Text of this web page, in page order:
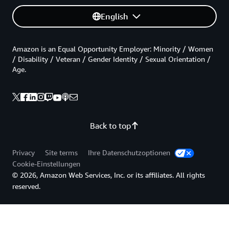
English
Back to top
Amazon is an Equal Opportunity Employer: Minority / Women
/ Disability / Veteran / Gender Identity / Sexual Orientation /
Age.
Privacy Site terms
Ihre Datenschutzoptionen
Cookie-Einstellungen
© 2026, Amazon Web Services, Inc. or its affiliates. All rights
reserved.